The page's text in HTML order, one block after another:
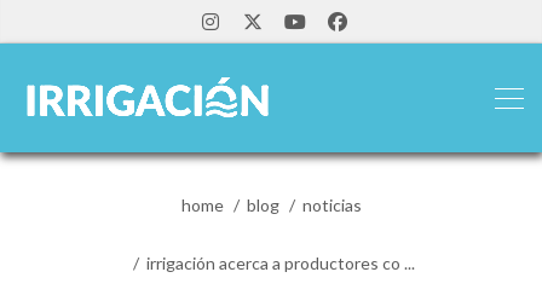
home blog noticias
irrigación acerca a productores co ...